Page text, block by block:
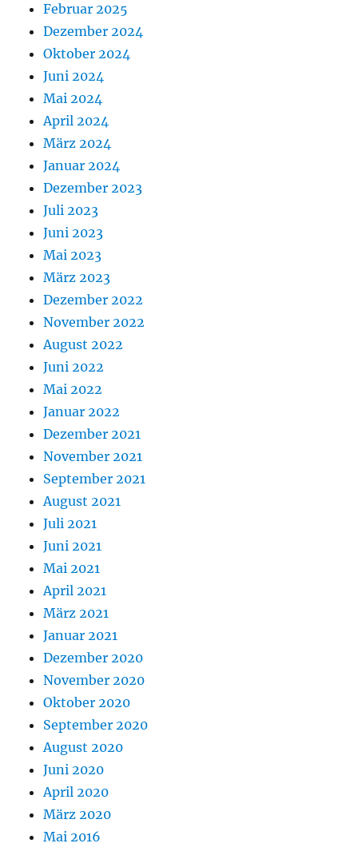
Februar 2025
Dezember 2024
Oktober 2024
Juni 2024
Mai 2024
April 2024
März 2024
Januar 2024
Dezember 2023
Juli 2023
Juni 2023
Mai 2023
März 2023
Dezember 2022
November 2022
August 2022
Juni 2022
Mai 2022
Januar 2022
Dezember 2021
November 2021
September 2021
August 2021
Juli 2021
Juni 2021
Mai 2021
April 2021
März 2021
Januar 2021
Dezember 2020
November 2020
Oktober 2020
September 2020
August 2020
Juni 2020
April 2020
März 2020
Mai 2016